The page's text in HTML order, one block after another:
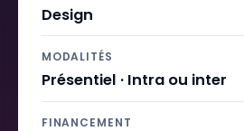
Design
MODALITÉS
Présentiel · Intra ou inter
FINANCEMENT